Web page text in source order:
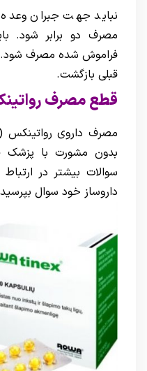
نباید جهت جبران
مصرف دو برابر شود.
فراموش شده مصرف شود.
قبلی بازگشت.
قطع مصرف
مصرف داروی رواتینکس
بدون مشورت با
سوالات بیشتر در
داروساز خود سوال